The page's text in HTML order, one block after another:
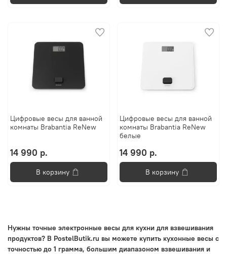
Цифровые весы для ванной
комнаты Brabantia ReNew
14 990 р.
В корзину
Цифровые весы для ванной
комнаты Brabantia ReNew
белые
14 990 р.
В корзину
Нужны точные электронные весы для кухни для взвешивания
продуктов? В PostelButik.ru вы можете купить кухонные весы с
точностью до 1 грамма, большим диапазоном взвешивания и